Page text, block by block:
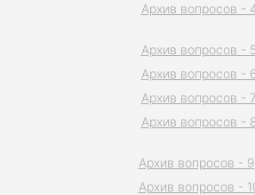
Архив вопросов -
Архив вопросов - 5
Архив вопросов -
Архив вопросов - 7
Архив вопросов -
Архив вопросов - 9
Архив вопросов -